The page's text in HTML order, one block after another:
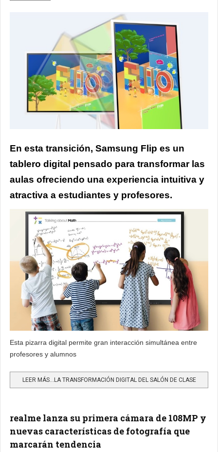
En esta transición, Samsung Flip es un
tablero digital pensado para transformar las
aulas ofreciendo una experiencia intuitiva y
atractiva a estudiantes y profesores.
Esta pizarra digital permite gran interacción simultánea entre
profesores y alumnos
LEER MÁS…LA TRANSFORMACIÓN DIGITAL DEL SALÓN DE CLASE
realme lanza su primera cámara de 108MP y
nuevas características de fotografía que
marcarán tendencia